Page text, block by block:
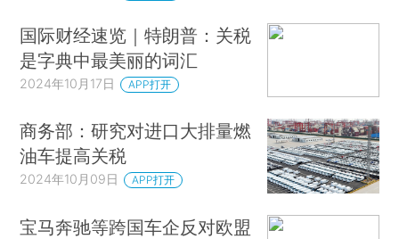
国际财经速览｜特朗普：关税
是字典中最美丽的词汇
2024年10月17日 APP打开
商务部：研究对进口大排量燃
油车提高关税
2024年10月09日 APP打开
宝马奔驰等跨国车企反对欧盟